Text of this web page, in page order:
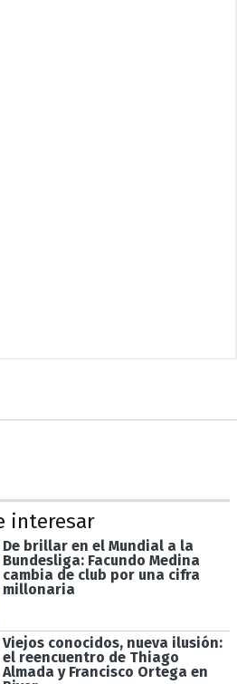
interesar
De brillar en el Mundial a la
Bundesliga: Facundo Medina
cambia de club por una cifra
millonaria
Viejos conocidos, nueva ilusión:
el reencuentro de Thiago
Almada y Francisco Ortega en